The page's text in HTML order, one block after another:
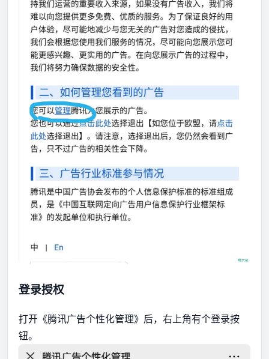
登录授权
打开《腾讯广告个性化管理》后，右上角有个登录按
钮。